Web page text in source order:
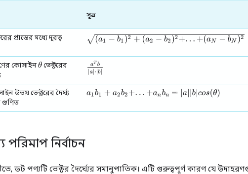
সূত্র
প্রান্তের মধ্যে দূরত্ব a1−b1)2+(a2−b2)2+...+(aN−bN)2
কোসাইনθভেক্টরের
Tb|
উভয় ভেক্টরের দৈর্ঘ্য
গুণিত
a1 b1 +a2b2+..+a n b n =|a |b co s(θ)
নির্বাচন
ডট পণ্যটি ভেক্টর দৈর্ঘ্যের সমানুপাতিক। এটি গুরুত্বপূর্ণ কারণ যে